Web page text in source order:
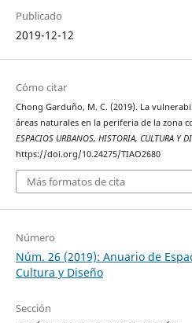
Publicado
2019-12-12
Cómo citar
Chong Garduño, M. C. (2019). La
áreas naturales en la periferia de la zona
ESPACIOS URBANOS, HISTORIA, CULTURA Y
https://doi.org/10.24275/TIAO2680
Más formatos de cita
Número
Núm. 26 (2019): Anuario de
Cultura y Diseño
Sección